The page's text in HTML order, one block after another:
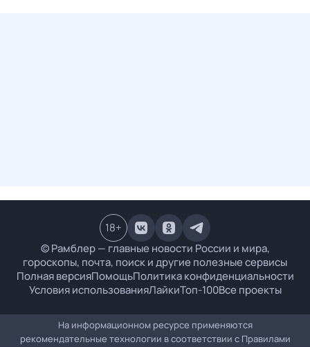
© Рамблер — главные новости России и мира,
гороскопы, почта, поиск и другие полезные сервисы
Полная версияПомощьПолитика конфиденциальности
Условия использованияЛайкиТоп-100Все проекты
18+
На информационном ресурсе применяются
рекомендательные технологии в соответствии с Правилами